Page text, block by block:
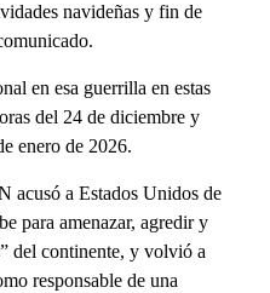
navideñas y fin de
en esa guerrilla en estas
del 24 de diciembre y
enero de 2026.
acusó a Estados Unidos de
para amenazar, agredir y
del continente, y volvió a
responsable de una